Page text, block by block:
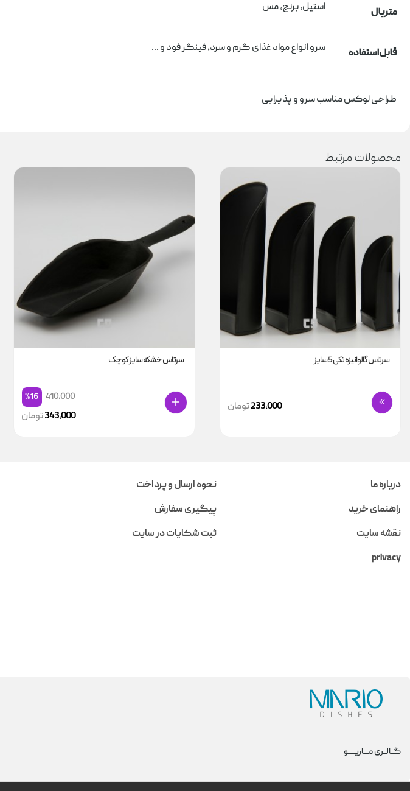
متریال استیل، برنج، مس
قابل استفاده سرو انواع مواد غذای گرم و سرد، فینگر فود و ...
طراحی لوکس مناسب سرو و پذیرایی
محصولات مرتبط
سرتاس گالوانیزه تکی 5 سایز
233,000تومان
سرتاس خشکه سایز کوچک
410,000
%16
343,000تومان
درباره ما نحوه ارسال و پرداخت
راهنمای خرید
پیگیری سفارش
نقشه سایت
ثبت شکایات در سایت
privacy
گــالــری مــــاریــــــو